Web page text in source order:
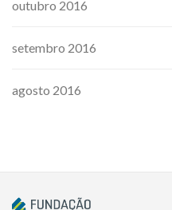
outubro 2016
setembro 2016
agosto 2016